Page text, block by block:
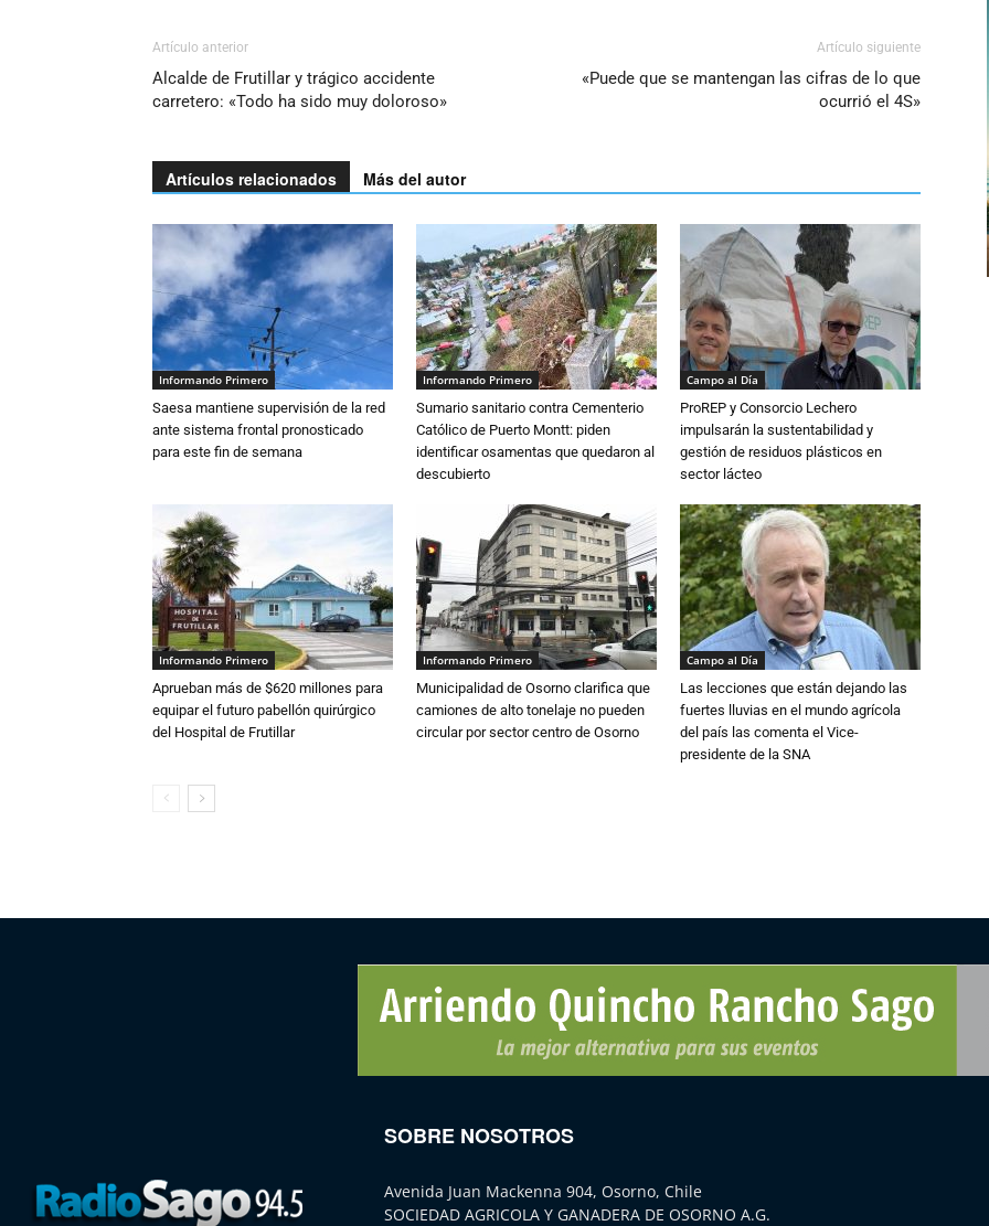
Artículo anterior
Alcalde de Frutillar y trágico accidente
carretero: «Todo ha sido muy doloroso»
Artículo siguiente
«Puede que se mantengan las cifras de lo que
ocurrió el 4S»
Artículos relacionados Más del autor
Informando Primero
Saesa mantiene supervisión de la red
ante sistema frontal pronosticado
para este fin de semana
Informando Primero
Sumario sanitario contra Cementerio
Católico de Puerto Montt: piden
identificar osamentas que quedaron al
descubierto
Campo al Día
ProREP y Consorcio Lechero
impulsarán la sustentabilidad y
gestión de residuos plásticos en
sector lácteo
Informando Primero
Aprueban más de $620 millones para
equipar el futuro pabellón quirúrgico
del Hospital de Frutillar
Informando Primero
Municipalidad de Osorno clarifica que
camiones de alto tonelaje no pueden
circular por sector centro de Osorno
Campo al Día
Las lecciones que están dejando las
fuertes lluvias en el mundo agrícola
del país las comenta el Vice-
presidente de la SNA
SOBRE NOSOTROS
Avenida Juan Mackenna 904, Osorno, Chile
SOCIEDAD AGRICOLA Y GANADERA DE OSORNO A.G.